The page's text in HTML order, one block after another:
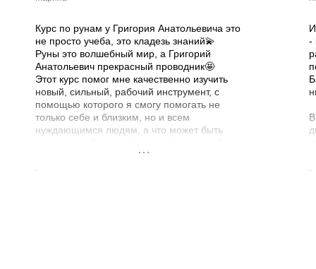
Курс по рунам у Григория Анатольевича это
не просто учеба, это кладезь знаний💫
Руны это волшебный мир, а Григорий
Анатольевич прекрасный проводник🤩
Этот курс помог мне качественно изучить
новый, сильный, рабочий инструмент, с
помощью которого я смогу помогать не
только себе и близким, но и всем
нуждающимся людям, а что может быть
Благодарю Григория Анатольевича за то, что
он щедро делится своими знаниями и
-